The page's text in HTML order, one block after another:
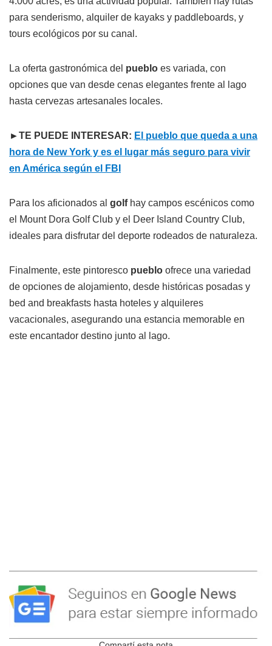
para senderismo, alquiler de kayaks y paddleboards, y
tours ecológicos por su canal.
La oferta gastronómica del pueblo es variada, con
opciones que van desde cenas elegantes frente al lago
hasta cervezas artesanales locales.
►TE PUEDE INTERESAR: El pueblo que queda a una
hora de New York y es el lugar más seguro para vivir
en América según el FBI
Para los aficionados al golfhay campos escénicos como
el Mount Dora Golf Club y el Deer Island Country Club,
ideales para disfrutar del deporte rodeados de naturaleza.
Finalmente, este pintoresco pueblo ofrece una variedad
de opciones de alojamiento, desde históricas posadas y
bed and breakfasts hasta hoteles y alquileres
vacacionales, asegurando una estancia memorable en
este encantador destino junto al lago.